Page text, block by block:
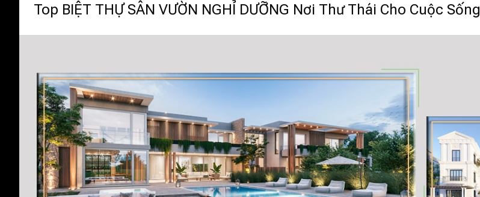
Top BIỆT THỰ SÂN VƯỜN NGHỈ DƯỠNG Nơi Thư Thái Cho Cuộc Sống